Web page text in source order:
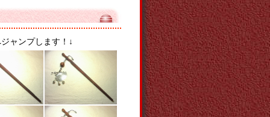
ャンプします！↓